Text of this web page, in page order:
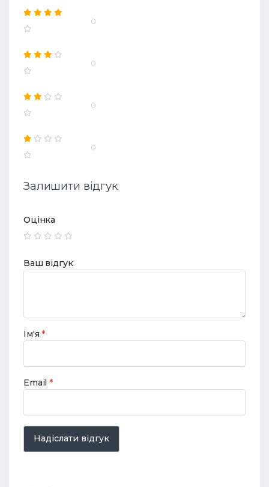
0
0
0
0
Залишити відгук
Оцінка
Ваш відгук
Ім'я*
Email*
Надіслати відгук